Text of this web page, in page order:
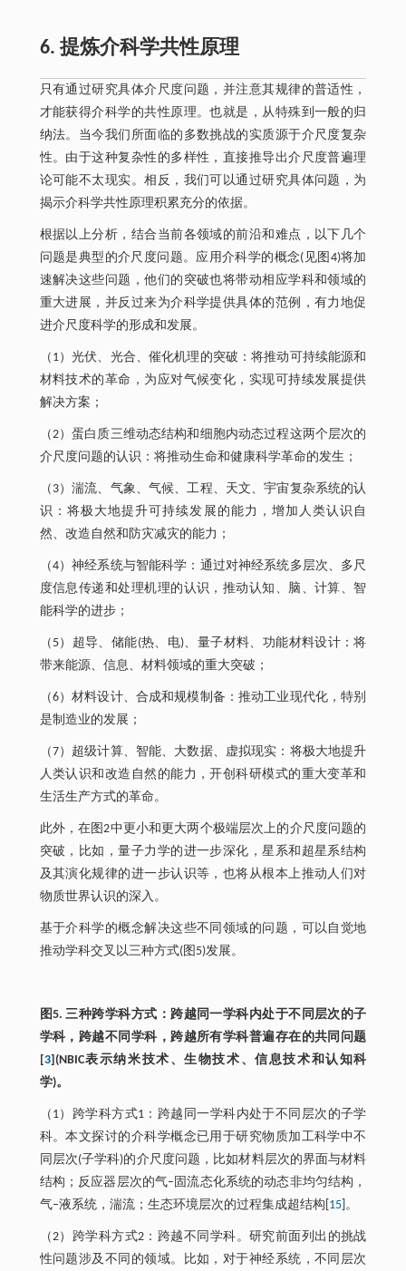
6. 提炼介科学共性原理
只有通过研究具体介尺度问题，并注意其规律的普适性，
才能获得介科学的共性原理。也就是，从特殊到一般的归
纳法。当今我们所面临的多数挑战的实质源于介尺度复杂
性。由于这种复杂性的多样性，直接推导出介尺度普遍理
论可能不太现实。相反，我们可以通过研究具体问题，为
揭示介科学共性原理积累充分的依据。
根据以上分析，结合当前各领域的前沿和难点，以下几个
问题是典型的介尺度问题。应用介科学的概念(见图4)将加
速解决这些问题，他们的突破也将带动相应学科和领域的
重大进展，并反过来为介科学提供具体的范例，有力地促
进介尺度科学的形成和发展。
（1）光伏、光合、催化机理的突破：将推动可持续能源和
材料技术的革命，为应对气候变化，实现可持续发展提供
解决方案；
（2）蛋白质三维动态结构和细胞内动态过程这两个层次的
介尺度问题的认识：将推动生命和健康科学革命的发生；
（3）湍流、气象、气候、工程、天文、宇宙复杂系统的认
识：将极大地提升可持续发展的能力，增加人类认识自
然、改造自然和防灾减灾的能力；
（4）神经系统与智能科学：通过对神经系统多层次、多尺
度信息传递和处理机理的认识，推动认知、脑、计算、智
能科学的进步；
（5）超导、储能(热、电)、量子材料、功能材料设计：将
带来能源、信息、材料领域的重大突破；
（6）材料设计、合成和规模制备：推动工业现代化，特别
是制造业的发展；
（7）超级计算、智能、大数据、虚拟现实：将极大地提升
人类认识和改造自然的能力，开创科研模式的重大变革和
生活生产方式的革命。
此外，在图2中更小和更大两个极端层次上的介尺度问题的
突破，比如，量子力学的进一步深化，星系和超星系结构
及其演化规律的进一步认识等，也将从根本上推动人们对
物质世界认识的深入。
基于介科学的概念解决这些不同领域的问题，可以自觉地
推动学科交叉以三种方式(图5)发展。
图5. 三种跨学科方式：跨越同一学科内处于不同层次的子
学科，跨越不同学科，跨越所有学科普遍存在的共同问题
[3](NBIC表示纳米技术、生物技术、信息技术和认知科
学)。
（1）跨学科方式1：跨越同一学科内处于不同层次的子学
科。本文探讨的介科学概念已用于研究物质加工科学中不
同层次(子学科)的介尺度问题，比如材料层次的界面与材料
结构；反应器层次的气–固流态化系统的动态非均匀结构，
气–液系统，湍流；生态环境层次的过程集成超结构[ 15]。
（2）跨学科方式2：跨越不同学科。研究前面列出的挑战
性问题涉及不同的领域。比如，对于神经系统，不同层次